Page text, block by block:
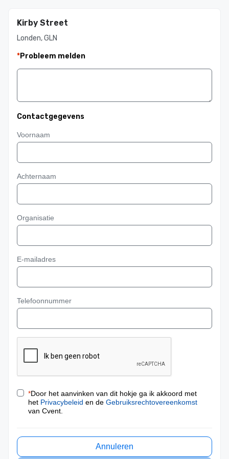
Kirby Street
Londen, GLN
*Probleem melden
Contactgegevens
Voornaam
Achternaam
Organisatie
E-mailadres
Telefoonnummer
*Door het aanvinken van dit hokje ga ik akkoord met
het Privacybeleid en de Gebruiksrechtovereenkomst
van Cvent.
Annuleren